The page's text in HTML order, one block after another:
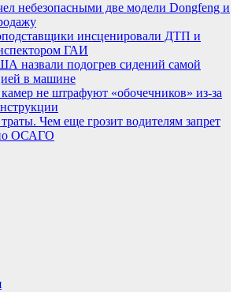
небезопасными две модели Dongfeng и
инсценировали ДТП и
ГАИ
назвали подогрев сидений самой
в машине
не штрафуют «обочечников» из-за
Чем еще грозит водителям запрет
ОСАГО